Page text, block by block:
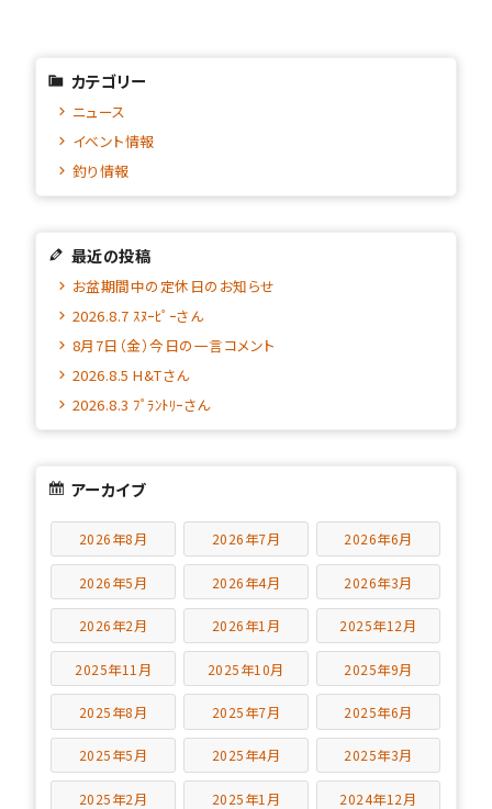
カテゴリー
ニュース
イベント情報
釣り情報
最近の投稿
お盆期間中の定休日のお知らせ
2026.8.7 ｽﾇｰﾋﾟｰさん
8月7日（金）今日の一言コメント
2026.8.5 H&Tさん
2026.8.3 ﾌﾟﾗﾝﾄﾘｰさん
アーカイブ
2026年8月 2026年7月 2026年6月
2026年5月 2026年4月 2026年3月
2026年2月 2026年1月 2025年12月
2025年11月 2025年10月 2025年9月
2025年8月 2025年7月 2025年6月
2025年5月 2025年4月 2025年3月
2025年2月 2025年1月 2024年12月